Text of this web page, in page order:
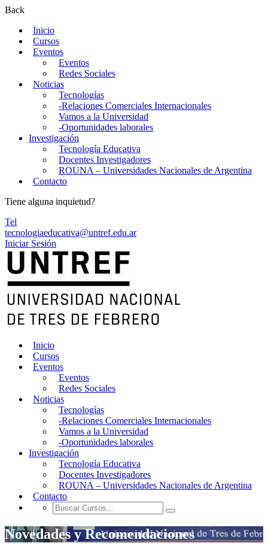
Back
Inicio
Cursos
Eventos
Eventos
Redes Sociales
Noticias
Tecnologías
-Relaciones Comerciales Internacionales
Vamos a la Universidad
-Oportunidades laborales
Investigación
Tecnología Educativa
Docentes Investigadores
ROUNA – Universidades Nacionales de Argentina
Contacto
Tiene alguna inquietud?
Tel
tecnologiaeducativa@untref.edu.ar
Iniciar Sesión
Inicio
Cursos
Eventos
Eventos
Redes Sociales
Noticias
Tecnologías
-Relaciones Comerciales Internacionales
Vamos a la Universidad
-Oportunidades laborales
Investigación
Tecnología Educativa
Docentes Investigadores
ROUNA – Universidades Nacionales de Argentina
Contacto
Novedades y Recomendaciones